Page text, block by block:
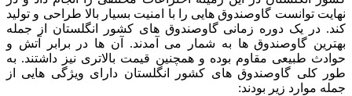
نهایت توانست گاوصندوق‌ هایی را با امنیت بسیار بالا طراحی و تولید
کند. در یک دوره زمانی گاوصندوق ‌های کشور انگلستان از جمله
بهترین گاوصندوق ‌ها به شمار می ‌آمدند. آن ها در برابر آتش و
حوادث طبیعی مقاوم بوده و همچنین قیمت بالاتری نیز داشتند. به
طور کلی گاوصندوق‌ های کشور انگلستان دارای ویژگی ‌هایی از
جمله موارد زیر بودند: